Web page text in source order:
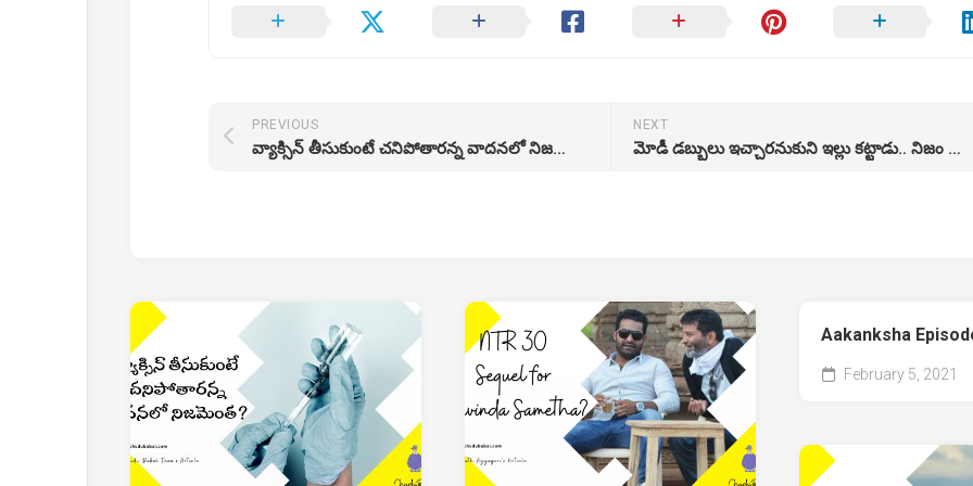
NEXT
మోడీ డబ్బులు ఇచ్చారనుకుని ఇల్లు కట్టాడు.. నిజం తెలిసి షాకయ్యాడు
PREVIOUS
వ్యాక్సిన్ తీసుకుంటే చనిపోతారన్న వాదనలో నిజమెంత?
Aakanksha
February 5, 2021